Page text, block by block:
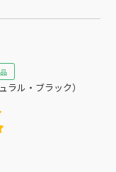
ラル・ブラック）